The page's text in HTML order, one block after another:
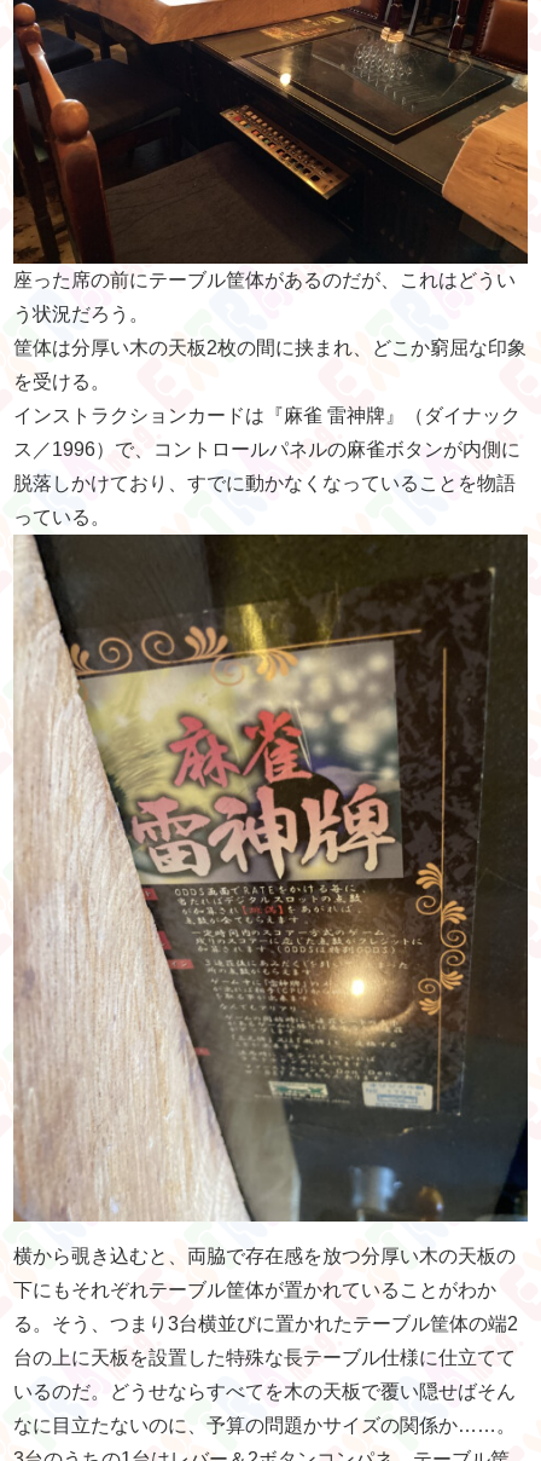
座った席の前にテーブル筐体があるのだが、これはどうい
う状況だろう。
筐体は分厚い木の天板2枚の間に挟まれ、どこか窮屈な印象
を受ける。
インストラクションカードは『麻雀 雷神牌』（ダイナック
ス／1996）で、コントロールパネルの麻雀ボタンが内側に
脱落しかけており、すでに動かなくなっていることを物語
っている。
横から覗き込むと、両脇で存在感を放つ分厚い木の天板の
下にもそれぞれテーブル筐体が置かれていることがわか
る。そう、つまり3台横並びに置かれたテーブル筐体の端2
台の上に天板を設置した特殊な長テーブル仕様に仕立てて
いるのだ。どうせならすべてを木の天板で覆い隠せばそん
なに目立たないのに、予算の問題かサイズの関係か……。